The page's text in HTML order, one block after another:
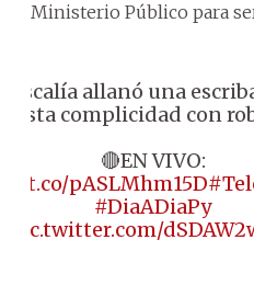
Ministerio Público para
Fiscalía allanó una
complicidad con
🔴EN VIVO:
t.co/pASLMhm15D
#DiaADiaPy
pic.twitter.com/